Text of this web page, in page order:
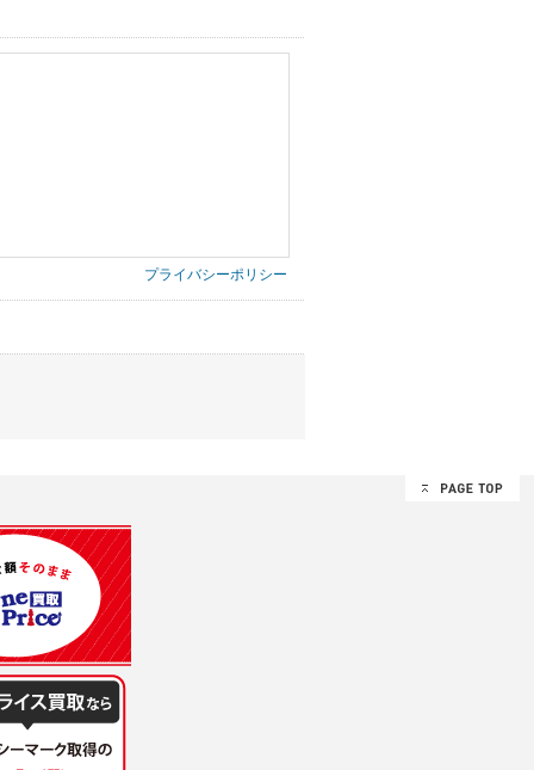
得ることが困難であるとき。
して協力する必要がある場合であって、
し、委託する場合は委託した個人データ
サービス等が利用できない場合があり
プライバシーポリシー